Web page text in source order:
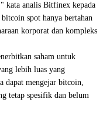
kata analis Bitfinex kepada
spot hanya bertahan
korporat dan kompleks
saham untuk
lebih luas yang
dapat mengejar bitcoin,
tetap spesifik dan belum